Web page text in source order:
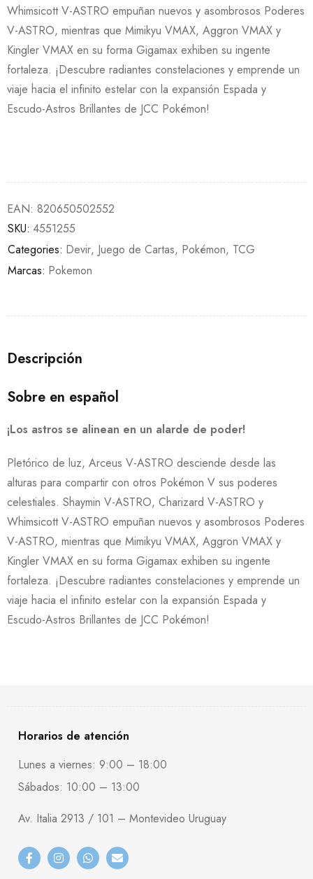
Whimsicott V-ASTRO empuñan nuevos y asombrosos Poderes
V-ASTRO, mientras que Mimikyu VMAX, Aggron VMAX y
Kingler VMAX en su forma Gigamax exhiben su ingente
fortaleza. ¡Descubre radiantes constelaciones y emprende un
viaje hacia el infinito estelar con la expansión Espada y
Escudo-Astros Brillantes de JCC Pokémon!
EAN: 820650502552
SKU: 4551255
Categories: Devir, Juego de Cartas, Pokémon, TCG
Marcas: Pokemon
Descripción
Sobre en español
¡Los astros se alinean en un alarde de poder!
Pletórico de luz, Arceus V-ASTRO desciende desde las
alturas para compartir con otros Pokémon V sus poderes
celestiales. Shaymin V-ASTRO, Charizard V-ASTRO y
Whimsicott V-ASTRO empuñan nuevos y asombrosos Poderes
V-ASTRO, mientras que Mimikyu VMAX, Aggron VMAX y
Kingler VMAX en su forma Gigamax exhiben su ingente
fortaleza. ¡Descubre radiantes constelaciones y emprende un
viaje hacia el infinito estelar con la expansión Espada y
Escudo-Astros Brillantes de JCC Pokémon!
Horarios de atención
Lunes a viernes: 9:00 – 18:00
Sábados: 10:00 – 13:00
Av. Italia 2913 / 101 – Montevideo Uruguay